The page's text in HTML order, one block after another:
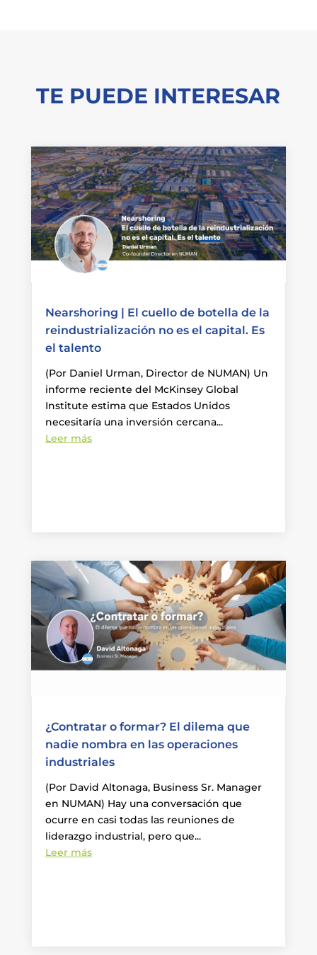
TE PUEDE INTERESAR
Nearshoring | El cuello de botella de la
reindustrialización no es el capital. Es
el talento
(Por Daniel Urman, Director de NUMAN) Un
informe reciente del McKinsey Global
Institute estima que Estados Unidos
necesitaría una inversión cercana...
Leer más
¿Contratar o formar? El dilema que
nadie nombra en las operaciones
industriales
(Por David Altonaga, Business Sr. Manager
en NUMAN) Hay una conversación que
ocurre en casi todas las reuniones de
liderazgo industrial, pero que...
Leer más